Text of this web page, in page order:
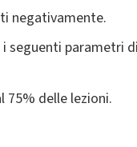
negativamente.
parametri
75% delle lezioni.